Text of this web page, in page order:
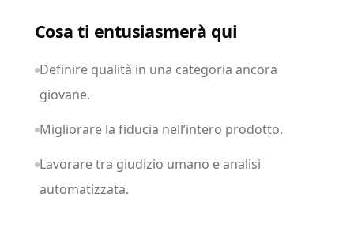
Cosa ti entusiasmerà qui
Definire qualità in una categoria ancora
giovane.
Migliorare la fiducia nell’intero prodotto.
Lavorare tra giudizio umano e analisi
automatizzata.